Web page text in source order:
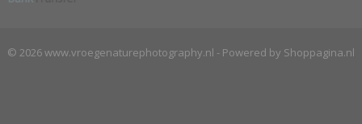
© 2026 www.vroegenaturephotography.nl - Powered by Shoppagina.nl